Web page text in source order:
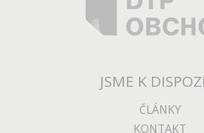
JSME K
ČLÁNKY
KONTAKT